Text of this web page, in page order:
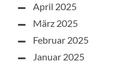
April 2025
März 2025
Februar 2025
Januar 2025